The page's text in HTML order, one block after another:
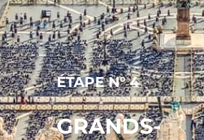
ÉTAPE N° 4
GRANDS-